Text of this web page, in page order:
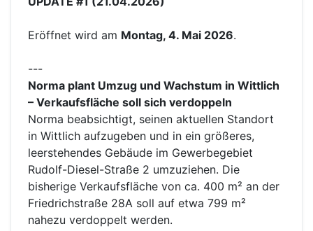
Eröffnet wird am Montag, 4. Mai 2026.
---
Norma plant Umzug und Wachstum in Wittlich
– Verkaufsfläche soll sich verdoppeln
Norma beabsichtigt, seinen aktuellen Standort
in Wittlich aufzugeben und in ein größeres,
leerstehendes Gebäude im Gewerbegebiet
Rudolf-Diesel-Straße 2 umzuziehen. Die
bisherige Verkaufsfläche von ca. 400 m² an der
Friedrichstraße 28A soll auf etwa 799 m²
nahezu verdoppelt werden.